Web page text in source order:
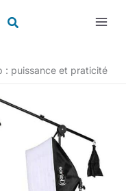
: puissance et praticité